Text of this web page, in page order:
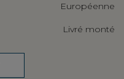
Européenne
Livré monté